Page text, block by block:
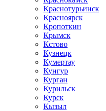
Краснотурьинск
Красноярск
Кропоткин
Крымск
Кстово
Кузнецк
Кумертау
Кунгур
Курган
Курильск
Курск
Кызыл